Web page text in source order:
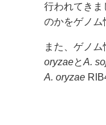
行われてきま
のかをゲノム
また、ゲノ
oryzaeとA.
A. oryzae